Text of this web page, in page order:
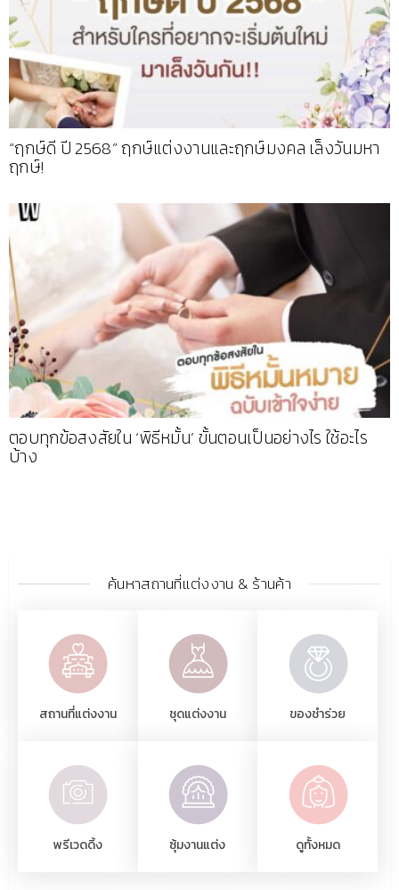
“ฤกษ์ดี ปี 2568” ฤกษ์แต่งงานและฤกษ์มงคล เล็งวันมหา
ฤกษ์!
ตอบทุกข้อสงสัยใน ‘พิธีหมั้น’ ขั้นตอนเป็นอย่างไร ใช้อะไร
บ้าง
ค้นหาสถานที่แต่งงาน & ร้านค้า
สถานที่แต่งงาน ชุดแต่งงาน ของชำร่วย
พรีเวดดิ้ง ซุ้มงานแต่ง ดูทั้งหมด